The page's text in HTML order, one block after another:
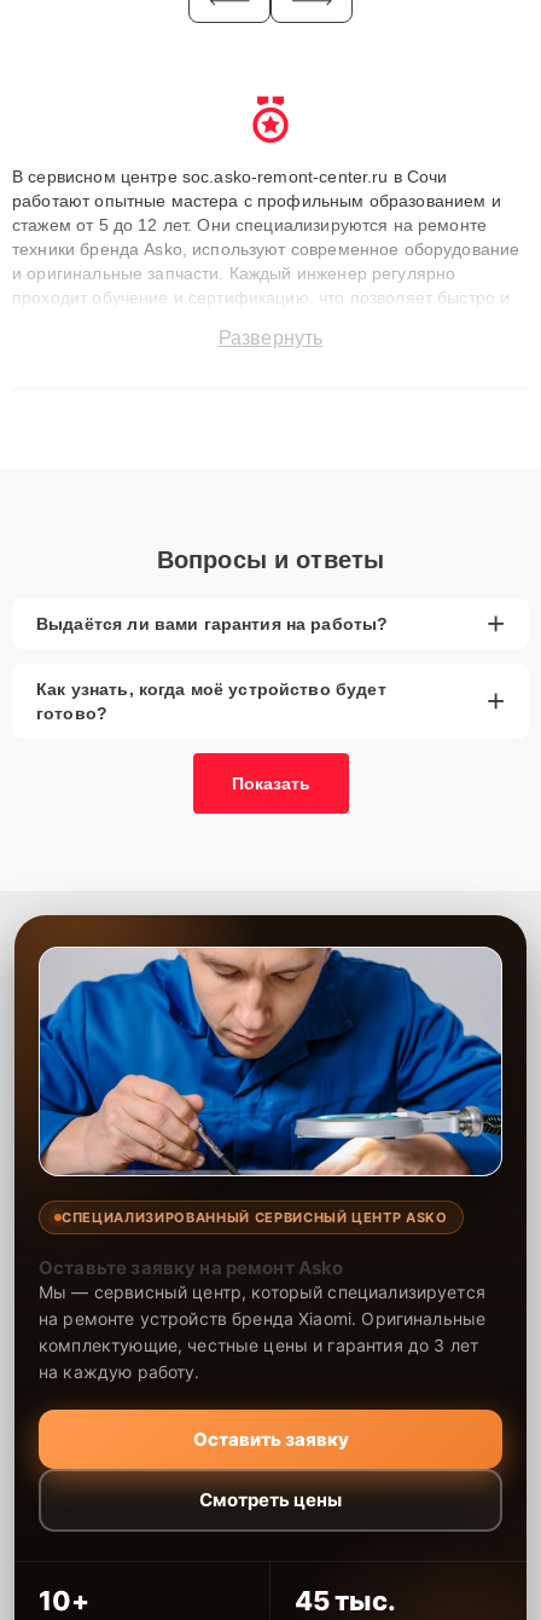
В сервисном центре soc.asko-remont-center.ru в Сочи
работают опытные мастера с профильным образованием и
стажем от 5 до 12 лет. Они специализируются на ремонте
техники бренда Asko, используют современное оборудование
и оригинальные запчасти. Каждый инженер регулярно
проходит обучение и сертификацию, что позволяет быстро и
сохранением гарантии до 3 лет. Наши мастера решают
Развернуть
Вопросы и ответы
Выдаётся ли вами гарантия на работы? +
Как узнать, когда моё устройство будет
готово?
+
Показать
СПЕЦИАЛИЗИРОВАННЫЙ СЕРВИСНЫЙ ЦЕНТР ASKO
Оставьте заявку на ремонт Asko
Мы — сервисный центр, который специализируется
на ремонте устройств бренда Xiaomi. Оригинальные
комплектующие, честные цены и гарантия до 3 лет
на каждую работу.
Оставить заявку
Смотреть цены
10+ 45 тыс.